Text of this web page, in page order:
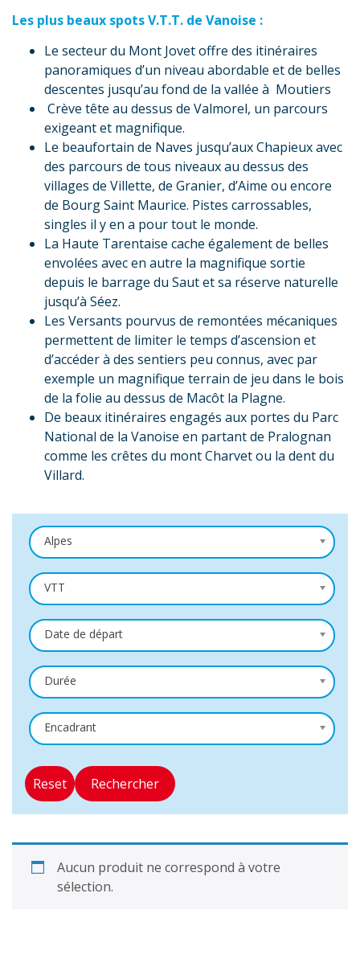
Les plus beaux spots V.T.T. de Vanoise :
Le secteur du Mont Jovet offre des itinéraires
panoramiques d’un niveau abordable et de belles
descentes jusqu’au fond de la vallée à Moutiers
Crève tête au dessus de Valmorel, un parcours
exigeant et magnifique.
Le beaufortain de Naves jusqu’aux Chapieux avec
des parcours de tous niveaux au dessus des
villages de Villette, de Granier, d’Aime ou encore
de Bourg Saint Maurice. Pistes carrossables,
singles il y en a pour tout le monde.
La Haute Tarentaise cache également de belles
envolées avec en autre la magnifique sortie
depuis le barrage du Saut et sa réserve naturelle
jusqu’à Séez.
Les Versants pourvus de remontées mécaniques
permettent de limiter le temps d’ascension et
d’accéder à des sentiers peu connus, avec par
exemple un magnifique terrain de jeu dans le bois
de la folie au dessus de Macôt la Plagne.
De beaux itinéraires engagés aux portes du Parc
National de la Vanoise en partant de Pralognan
comme les crêtes du mont Charvet ou la dent du
Villard.
Alpes
VTT
Date de départ
Durée
Encadrant
Reset Rechercher
Aucun produit ne correspond à votre
sélection.